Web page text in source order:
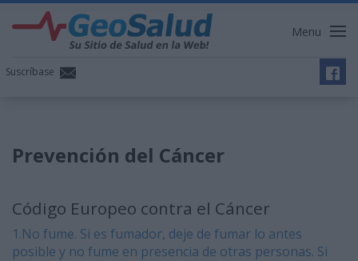
Menu
Suscríbase
Prevención del Cáncer
Código Europeo contra el Cáncer
1.No fume. Si es fumador, deje de fumar lo antes
posible y no fume en presencia de otras personas. Si